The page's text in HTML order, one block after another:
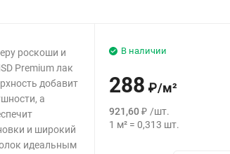
роскоши и
Premium лак
добавит
а
и широкий
идеальным
В наличии
288 ₽/м²
921,60₽ /шт.
1 м² =0,313 шт.